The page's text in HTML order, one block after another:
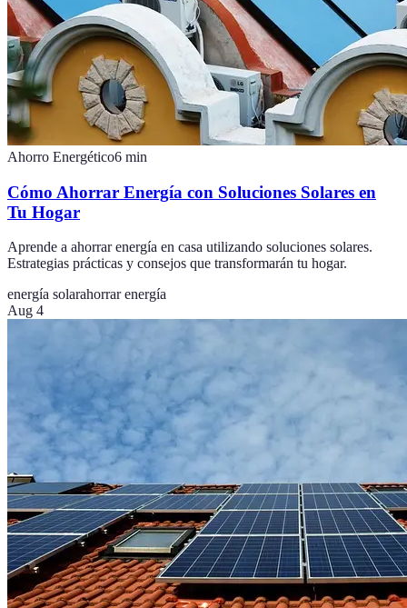
Ahorro Energético6 min
Cómo Ahorrar Energía con Soluciones Solares en
Tu Hogar
Aprende a ahorrar energía en casa utilizando soluciones solares.
Estrategias prácticas y consejos que transformarán tu hogar.
energía solarahorrar energía
Aug 4